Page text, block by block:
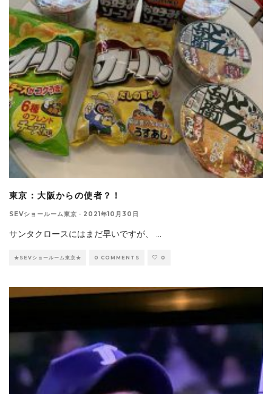
東京：大阪からの使者？！
SEVショールーム東京 · 2021年10月30日
サンタクロースにはまだ早いですが、 ...
★SEVショールーム東京★ 0 COMMENTS 0